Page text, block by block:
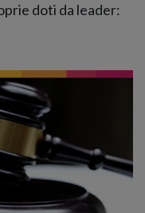
doti da leader: